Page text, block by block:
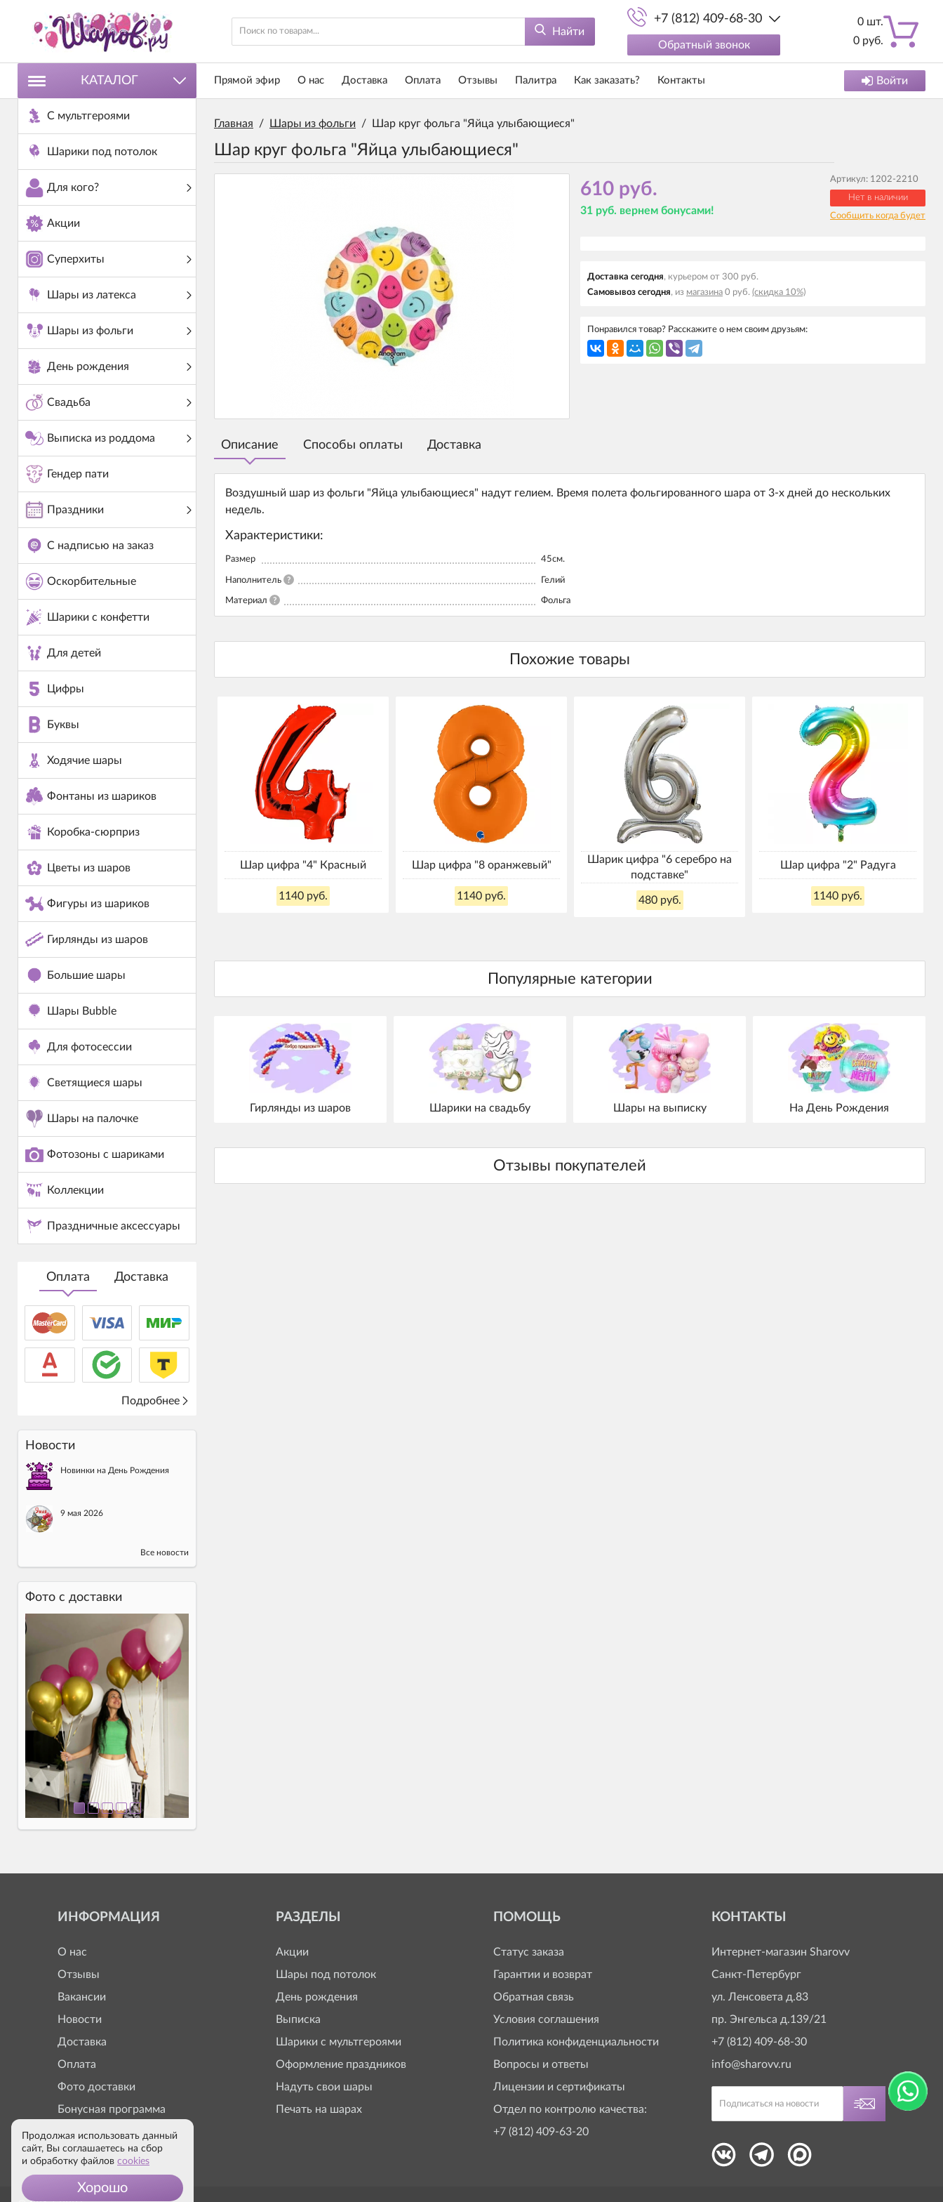
Найти
+7 (812) 409-68-30
Обратный звонок
0 шт.
0 руб.
КАТАЛОГ
С мультгероями
Шарики под потолок
Для кого?
Акции
Суперхиты
Шары из латекса
Шары из фольги
День рождения
Свадьба
Выписка из роддома
Гендер пати
Праздники
С надписью на заказ
Оскорбительные
Шарики с конфетти
Для детей
Цифры
Буквы
Ходячие шары
Фонтаны из шариков
Коробка-сюрприз
Цветы из шаров
Фигуры из шариков
Гирлянды из шаров
Большие шары
Шары Bubble
Для фотосессии
Светящиеся шары
Шары на палочке
Фотозоны с шариками
Коллекции
Праздничные аксессуары
Оплата Доставка
Подробнее
Новости
Новинки на День Рождения
9 мая 2026
Все новости
Фото c доставки
Прямой эфир О нас Доставка Оплата Отзывы Палитра Как заказать? Контакты Войти
Главная / Шары из фольги / Шар круг фольга "Яйца улыбающиеся"
Шар круг фольга "Яйца улыбающиеся"
610 руб.
31 руб. вернем бонусами!
Артикул: 1202-2210
Нет в наличии
Сообщить когда будет
Доставка cегодня, курьером от 300 руб.
Самовывоз cегодня, из магазина 0 руб. (скидка 10%)
Понравился товар? Расскажите о нем своим друзьям:
Описание Способы оплаты Доставка
Воздушный шар из фольги "Яйца улыбающиеся" надут гелием. Время полета фольгированного шара от 3-х дней до нескольких
недель.
Характеристики:
Размер 45см.
Наполнитель ? Гелий
Материал ? Фольга
Шар цифра "4" Красный
1140 руб.
Шар цифра "8 оранжевый"
1140 руб.
Шарик цифра "6 серебро на
подставке"
480 руб.
Шар цифра "2" Радуга
1140 руб.
Гирлянды из шаров Шарики на свадьбу Шары на выписку На День Рождения
ИНФОРМАЦИЯ
О нас
Отзывы
Вакансии
Новости
Доставка
Оплата
Фото доставки
Бонусная программа
РАЗДЕЛЫ
Акции
Шары под потолок
День рождения
Выписка
Шарики с мультгероями
Оформление праздников
Надуть свои шары
Печать на шарах
ПОМОЩЬ
Статус заказа
Гарантии и возврат
Обратная связь
Условия соглашения
Политика конфиденциальности
Вопросы и ответы
Лицензии и сертификаты
Отдел по контролю качества:
+7 (812) 409-63-20
КОНТАКТЫ
Интернет-магазин Sharovv
Санкт-Петербург
ул. Ленсовета д.83
пр. Энгельса д.139/21
+7 (812) 409-68-30
info@sharovv.ru
Продолжая использовать данный
сайт, Вы соглашаетесь на сбор
и обработку файлов cookies
Хорошо